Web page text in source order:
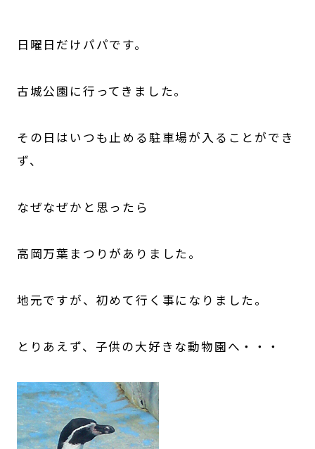
日曜日だけパパです。
古城公園に行ってきました。
その日はいつも止める駐車場が入ることができ
ず、
なぜなぜかと思ったら
高岡万葉まつりがありました。
地元ですが、初めて行く事になりました。
とりあえず、子供の大好きな動物園へ・・・